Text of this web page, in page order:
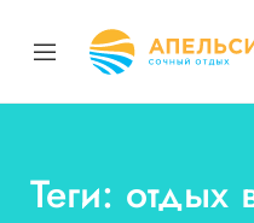
Теги: